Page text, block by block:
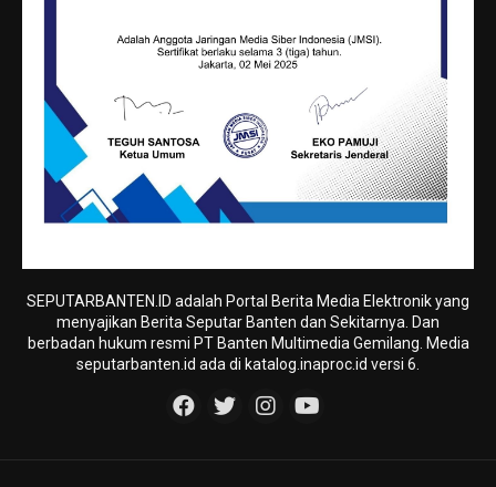
SEPUTARBANTEN.ID adalah Portal Berita Media Elektronik yang
menyajikan Berita Seputar Banten dan Sekitarnya. Dan
berbadan hukum resmi PT Banten Multimedia Gemilang. Media
seputarbanten.id ada di katalog.inaproc.id versi 6.